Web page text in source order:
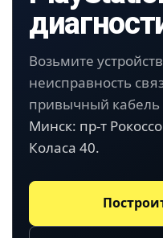
Возьмите
неисправность
привычный кабель
Минск: пр-т
Коласа 40.